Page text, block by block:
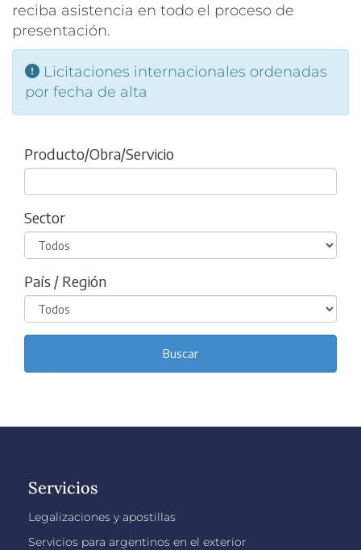
reciba asistencia en todo el proceso de
presentación.
Licitaciones internacionales ordenadas
por fecha de alta
Servicios
Legalizaciones y apostillas
Servicios para argentinos en el exterior